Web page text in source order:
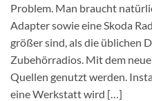
Problem. Man braucht
Adapter sowie eine Skoda
größer sind, als die üblichen
Zubehörradios. Mit dem
Quellen genutzt werden.
eine Werkstatt wird […]